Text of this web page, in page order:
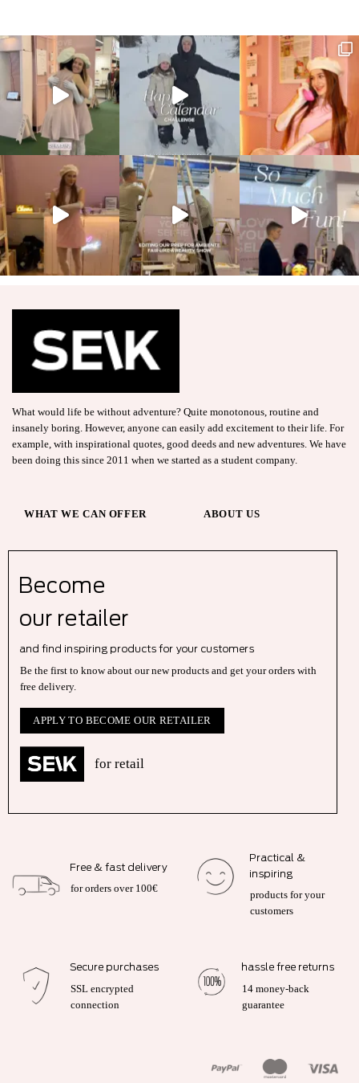
What would life be without adventure? Quite monotonous, routine and
insanely boring. However, anyone can easily add excitement to their life. For
example, with inspirational quotes, good deeds and new adventures. We have
been doing this since 2011 when we started as a student company.
WHAT WE CAN OFFER ABOUT US
Become
our retailer
and find inspiring products for your customers
Be the first to know about our new products and get your orders with
free delivery.
APPLY TO BECOME OUR RETAILER
for retail
Free & fast delivery
for orders over 100€
Practical &
inspiring
products for your
customers
Secure purchases
SSL encrypted
connection
hassle free returns
14 money-back
guarantee